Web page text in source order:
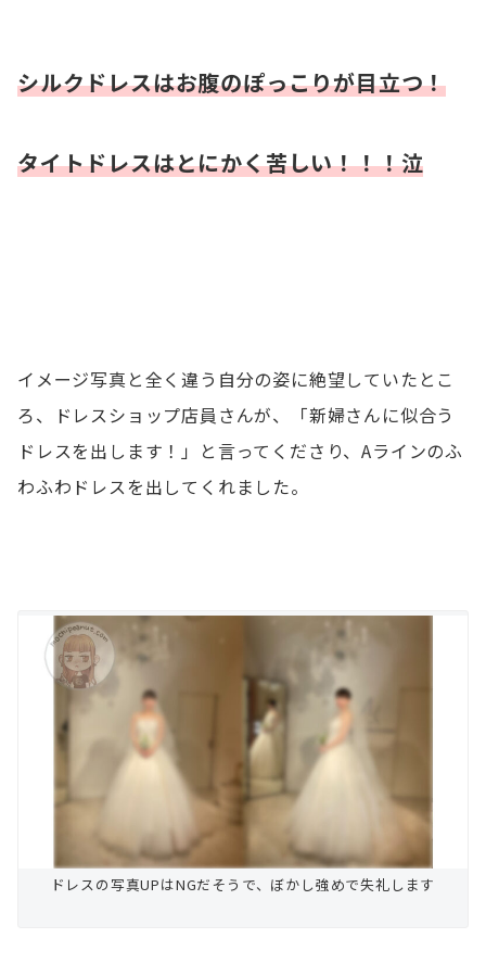
シルクドレスはお腹のぽっこりが目立つ！
タイトドレスはとにかく苦しい！！！泣
イメージ写真と全く違う自分の姿に絶望していたとこ
ろ、ドレスショップ店員さんが、「新婦さんに似合う
ドレスを出します！」と言ってくださり、Aラインのふ
わふわドレスを出してくれました。
ドレスの写真UPはNGだそうで、ぼかし強めで失礼します